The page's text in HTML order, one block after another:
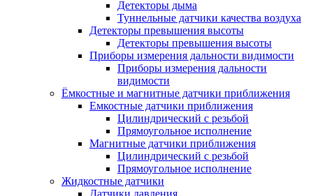
Детекторы дыма
Туннельные датчики качества воздуха
Детекторы превышения высоты
Детекторы превышения высоты
Приборы измерения дальности видимости
Приборы измерения дальности
видимости
Ёмкостные и магнитные датчики приближения
Емкостные датчики приближения
Цилиндрический с резьбой
Прямоугольное исполнение
Магнитные датчики приближения
Цилиндрический с резьбой
Прямоугольное исполнение
Жидкостные датчики
Датчики давления